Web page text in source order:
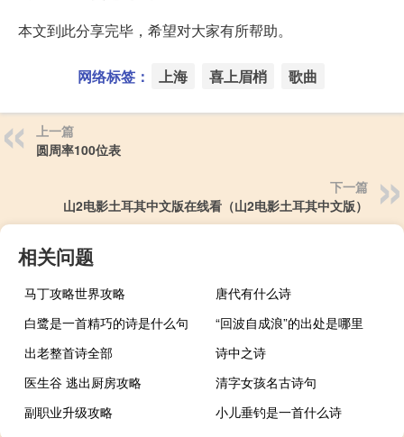
本文到此分享完毕，希望对大家有所帮助。
网络标签： 上海 喜上眉梢 歌曲
上一篇
圆周率100位表
下一篇
山2电影土耳其中文版在线看（山2电影土耳其中文版）
相关问题
马丁攻略世界攻略
唐代有什么诗
白鹭是一首精巧的诗是什么句
“回波自成浪”的出处是哪里
出老整首诗全部
诗中之诗
医生谷 逃出厨房攻略
清字女孩名古诗句
副职业升级攻略
小儿垂钓是一首什么诗